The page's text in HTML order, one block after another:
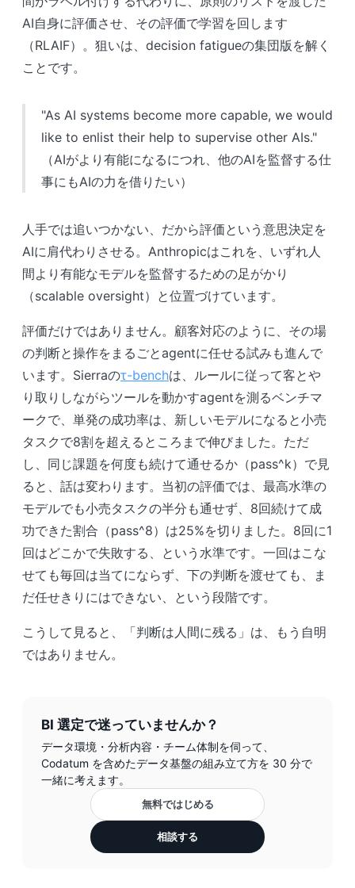
AI自身に評価させ、その評価で学習を回します
（RLAIF）。狙いは、decision fatigueの集団版を解く
ことです。
"As AI systems become more capable, we would
like to enlist their help to supervise other AIs."
（AIがより有能になるにつれ、他のAIを監督する仕
事にもAIの力を借りたい）
人手では追いつかない、だから評価という意思決定を
AIに肩代わりさせる。Anthropicはこれを、いずれ人
間より有能なモデルを監督するための足がかり
（scalable oversight）と位置づけています。
評価だけではありません。顧客対応のように、その場
の判断と操作をまるごとagentに任せる試みも進んで
います。Sierraのτ-benchは、ルールに従って客とや
り取りしながらツールを動かすagentを測るベンチマ
ークで、単発の成功率は、新しいモデルになると小売
タスクで8割を超えるところまで伸びました。ただ
し、同じ課題を何度も続けて通せるか（pass^k）で見
ると、話は変わります。当初の評価では、最高水準の
モデルでも小売タスクの半分も通せず、8回続けて成
功できた割合（pass^8）は25%を切りました。8回に1
回はどこかで失敗する、という水準です。一回はこな
せても毎回は当てにならず、下の判断を渡せても、ま
だ任せきりにはできない、という段階です。
こうして見ると、「判断は人間に残る」は、もう自明
ではありません。
BI 選定で迷っていませんか？
データ環境・分析内容・チーム体制を伺って、
Codatum を含めたデータ基盤の組み立て方を 30 分で
一緒に考えます。
無料ではじめる
相談する